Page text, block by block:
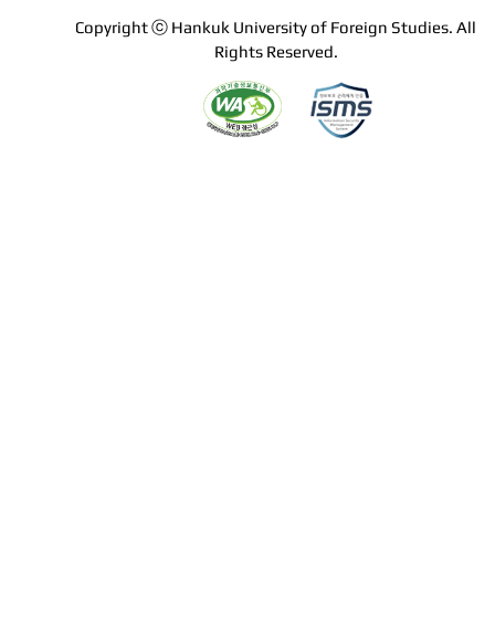
Copyright ⓒ Hankuk University of Foreign Studies. All
Rights Reserved.